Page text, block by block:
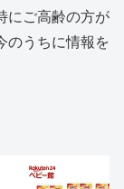
にご高齢の方が
のうちに情報を